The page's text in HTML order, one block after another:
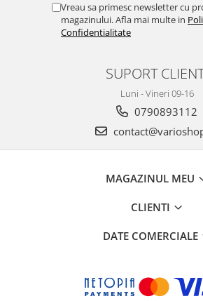
Vreau sa primesc newsletter cu
magazinului. Afla mai multe in
Confidentialitate
SUPORT
Luni - Vineri 09-16
0790893112
MAGAZINUL MEU
CLIENTI
DATE COMERCIALE